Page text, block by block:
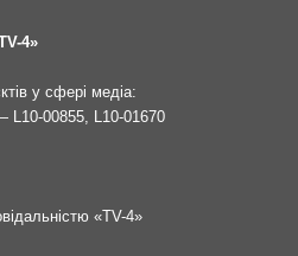
4»
у сфері медіа:
L10-00855, L10-01670
«TV-4»